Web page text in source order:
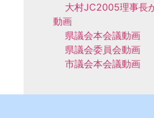
大村JC2005理事長
動画
県議会本会議動画
県議会委員会動画
市議会本会議動画